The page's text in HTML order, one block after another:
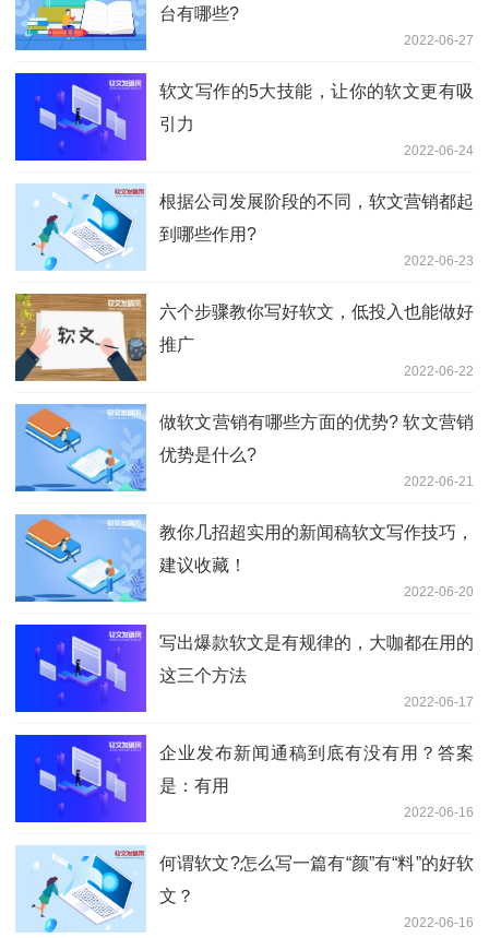
台有哪些?
2022-06-27
软文写作的5大技能，让你的软文更有吸
引力
2022-06-24
根据公司发展阶段的不同，软文营销都起
到哪些作用?
2022-06-23
六个步骤教你写好软文，低投入也能做好
推广
2022-06-22
做软文营销有哪些方面的优势? 软文营销
优势是什么?
2022-06-21
教你几招超实用的新闻稿软文写作技巧，
建议收藏！
2022-06-20
写出爆款软文是有规律的，大咖都在用的
这三个方法
2022-06-17
企业发布新闻通稿到底有没有用？答案
是：有用
2022-06-16
何谓软文?怎么写一篇有“颜”有“料”的好软
文？
2022-06-16